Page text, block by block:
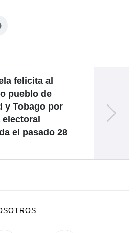
felicita al
pueblo de
y Tobago por
el pasado 28